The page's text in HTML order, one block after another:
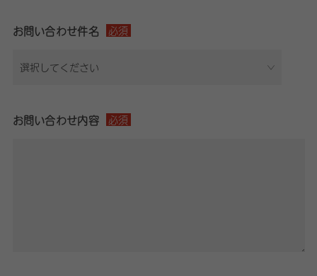
お問い合わせ件名 必須
お問い合わせ内容 必須